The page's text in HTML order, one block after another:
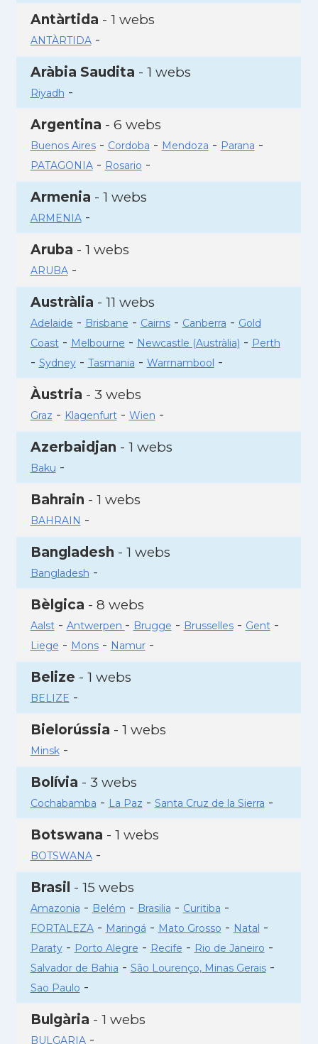
Antàrtida - 1 webs
ANTÀRTIDA-
Aràbia Saudita - 1 webs
Riyadh -
Argentina - 6 webs
Buenos Aires- Cordoba - Mendoza - Parana -
PATAGONIA- Rosario -
Armenia - 1 webs
ARMENIA-
Aruba - 1 webs
ARUBA-
Austràlia - 11 webs
Adelaide - Brisbane - Cairns- Canberra - Gold
Coast- Melbourne - Newcastle (Austràlia) - Perth
- Sydney- Tasmania - Warrnambool -
Àustria - 3 webs
Graz - Klagenfurt- Wien -
Azerbaidjan - 1 webs
Baku -
Bahrain - 1 webs
BAHRAIN -
Bangladesh - 1 webs
Bangladesh -
Bèlgica - 8 webs
Aalst- Antwerpen - Brugge - Brusselles- Gent-
Liege - Mons- Namur-
Belize - 1 webs
BELIZE -
Bielorússia - 1 webs
Minsk-
Bolívia - 3 webs
Cochabamba - La Paz - Santa Cruz de la Sierra -
Botswana - 1 webs
BOTSWANA-
Brasil - 15 webs
Amazonia - Belém - Brasilia - Curitiba -
FORTALEZA- Maringá - Mato Grosso - Natal -
Paraty- Porto Alegre - Recife - Rio de Janeiro -
Salvador de Bahia - São Lourenço, Minas Gerais-
Sao Paulo -
Bulgària - 1 webs
BULGARIA-